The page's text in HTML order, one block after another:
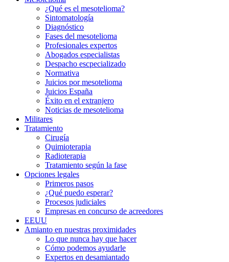
¿Qué es el mesotelioma?
Sintomatología
Diagnóstico
Fases del mesotelioma
Profesionales expertos
Abogados especialistas
Despacho escpecializado
Normativa
Juicios por mesotelioma
Juicios España
Éxito en el extranjero
Noticias de mesotelioma
Militares
Tratamiento
Cirugía
Quimioterapia
Radioterapia
Tratamiento según la fase
Opciones legales
Primeros pasos
¿Qué puedo esperar?
Procesos judiciales
Empresas en concurso de acreedores
EEUU
Amianto en nuestras proximidades
Lo que nunca hay que hacer
Cómo podemos ayudarle
Expertos en desamiantado